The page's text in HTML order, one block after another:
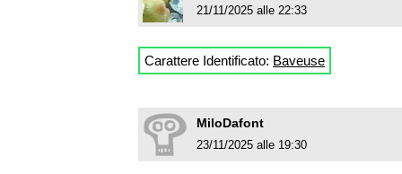
21/11/2025 alle 22:33
Carattere Identificato: Baveuse
MiloDafont
23/11/2025 alle 19:30